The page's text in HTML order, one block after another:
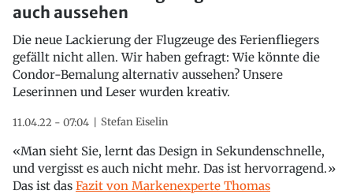
auch aussehen
Die neue Lackierung der Flugzeuge des Ferienfliegers
gefällt nicht allen. Wir haben gefragt: Wie könnte die
Condor-Bemalung alternativ aussehen? Unsere
Leserinnen und Leser wurden kreativ.
11.04.22 - 07:04 Stefan Eiselin
«Man sieht Sie, lernt das Design in Sekundenschnelle,
und vergisst es auch nicht mehr. Das ist hervorragend.»
Das ist das Fazit von Markenexperte Thomas